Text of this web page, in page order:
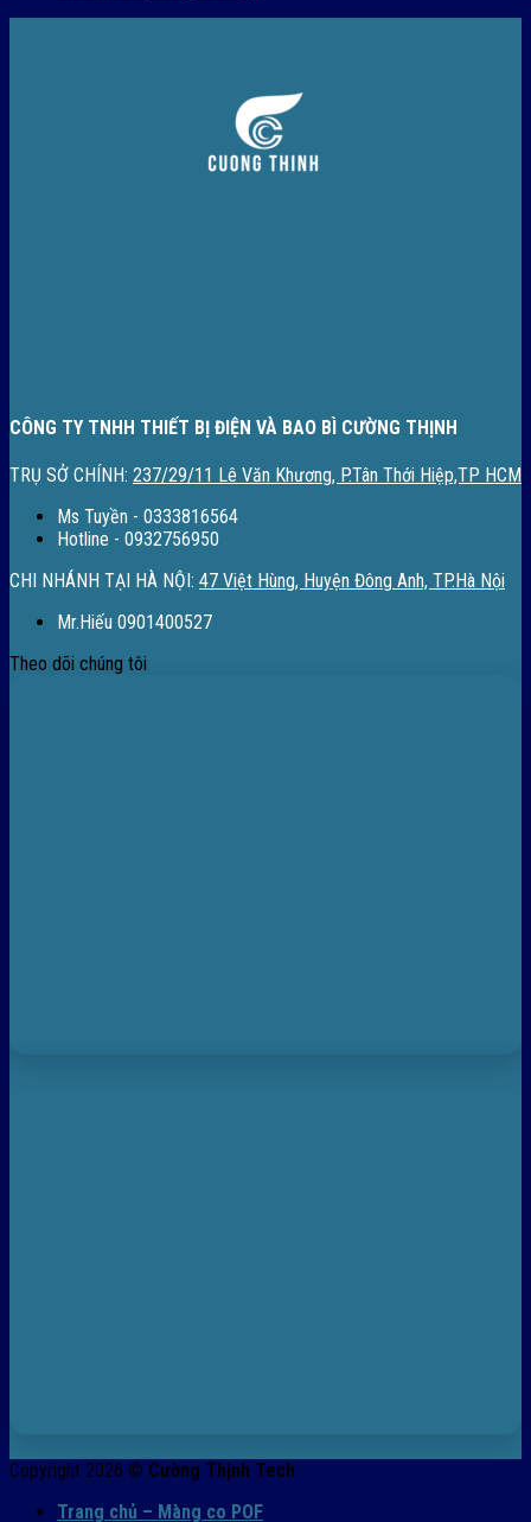
CÔNG TY TNHH THIẾT BỊ ĐIỆN VÀ BAO BÌ CƯỜNG THỊNH
TRỤ SỞ CHÍNH: 237/29/11 Lê Văn Khương, P.Tân Thới Hiệp,TP HCM
Ms Tuyền - 0333816564
Hotline - 0932756950
CHI NHÁNH TẠI HÀ NỘI: 47 Việt Hùng, Huyện Đông Anh, TP.Hà Nội
Mr.Hiếu 0901400527
Theo dõi chúng tôi
Copyright 2026 © Cường Thịnh Tech
Trang chủ – Màng co POF